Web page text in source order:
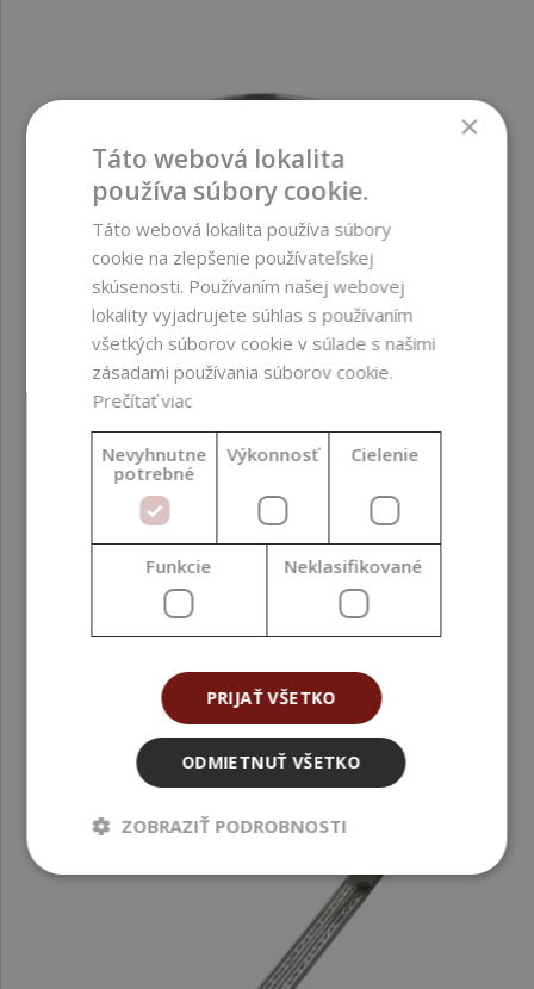
Nádoba na topenie vosku, oceľ, 1000 ml
17,84 €
(17,84 € / ks)
×
Táto webová lokalita
používa súbory cookie.
Táto webová lokalita používa súbory
cookie na zlepšenie používateľskej
skúsenosti. Používaním našej webovej
lokality vyjadrujete súhlas s používaním
všetkých súborov cookie v súlade s našimi
zásadami používania súborov cookie.
Prečítať viac
Nevyhnutne
potrebné
Výkonnosť Cielenie
Funkcie Neklasifikované
PRIJAŤ VŠETKO
ODMIETNUŤ VŠETKO
ZOBRAZIŤ PODROBNOSTI